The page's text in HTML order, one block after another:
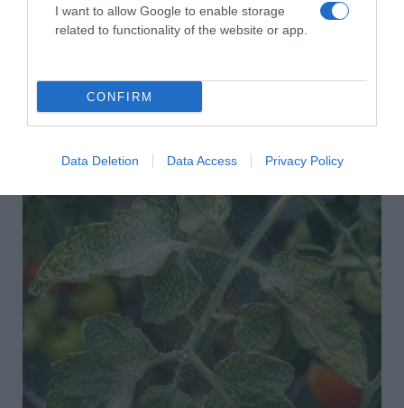
I want to allow Google to enable storage
related to functionality of the website or app.
CONFIRM
Data Deletion Data Access Privacy Policy
Csökkenti a vérnyomást, és védi a szívet